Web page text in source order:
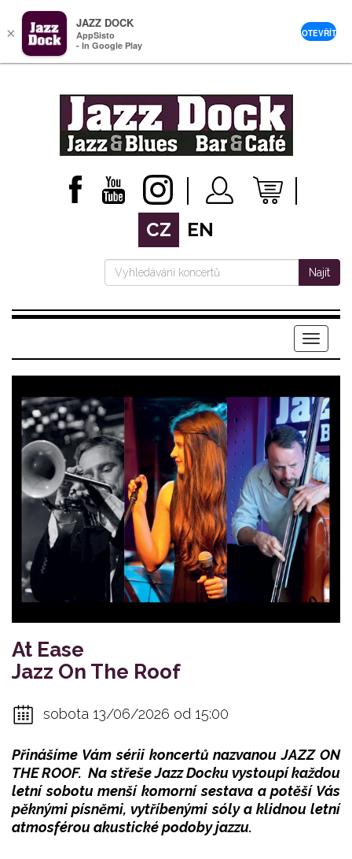
CZ EN
Najít
Menu
At Ease
Jazz On The Roof
sobota 13/06/2026 od 15:00
Přinášíme Vám sérii koncertů nazvanou JAZZ ON
THE ROOF. Na střeše Jazz Docku vystoupí každou
letní sobotu menší komorní sestava a potěší Vás
pěknými písněmi, vytříbenými sóly a klidnou letní
atmosférou akustické podoby jazzu.
×
JAZZ DOCK
AppSisto
- In Google Play
OTEVŘÍT